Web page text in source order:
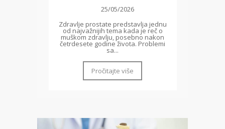
25/05/2026
Zdravlje prostate predstavlja jednu
od najvažnijih tema kada je reč o
muškom zdravlju, posebno nakon
četrdesete godine života. Problemi
sa...
Pročitajte više